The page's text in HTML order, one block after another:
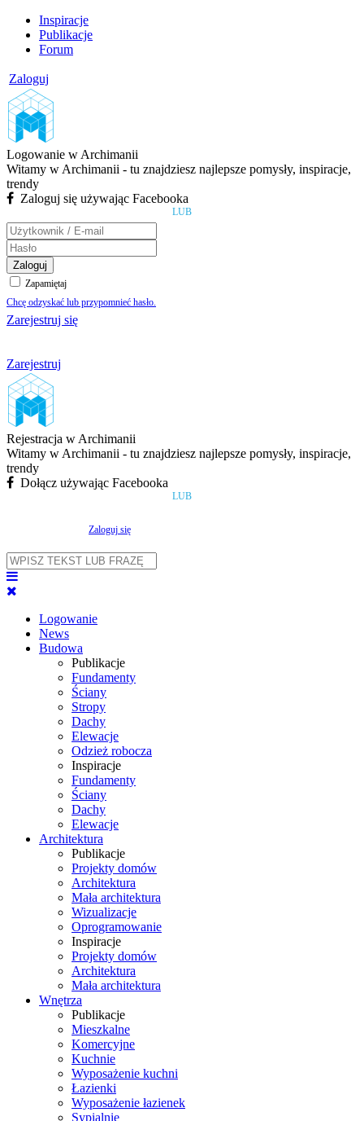
Inspiracje
Publikacje
Forum
Zaloguj
Logowanie w Archimanii
Witamy w Archimanii - tu znajdziesz najlepsze pomysły, inspiracje,
trendy
Zaloguj się używając Facebooka
LUB
Zaloguj
Zapamiętaj
Chcę odzyskać lub przypomnieć hasło.
Zarejestruj się
Zarejestruj
Rejestracja w Archimanii
Witamy w Archimanii - tu znajdziesz najlepsze pomysły, inspiracje,
trendy
Dołącz używając Facebooka
LUB
Zaloguj się
Logowanie
News
Budowa
Publikacje
Fundamenty
Ściany
Stropy
Dachy
Elewacje
Odzież robocza
Inspiracje
Fundamenty
Ściany
Dachy
Elewacje
Architektura
Publikacje
Projekty domów
Architektura
Mała architektura
Wizualizacje
Oprogramowanie
Inspiracje
Projekty domów
Architektura
Mała architektura
Wnętrza
Publikacje
Mieszkalne
Komercyjne
Kuchnie
Wyposażenie kuchni
Łazienki
Wyposażenie łazienek
Sypialnie